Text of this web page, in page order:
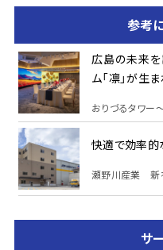
参考
広島の未来
ム「凛」が生
おりづるタワ
快適で効率的
瀬野川産業 新
サ